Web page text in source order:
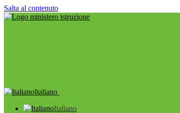
Salta al contenuto
Italiano
Italiano